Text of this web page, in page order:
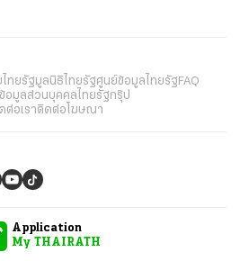
ทยรัฐมูลนิธิไทยรัฐศูนย์ข้อมูลไทยรัฐ FAQ
อมูลส่วนบุคคลไทยรัฐกรุ๊ป
ต่อเราติดต่อโฆษณา
Application
My THAIRATH